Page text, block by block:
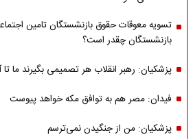
تسویه معوقات حقوق بازنشستگان تامین
بازنشستگان چقدر است؟
پزشکیان: رهبر انقلاب هر تصمیمی بگیرند ما
فیدان: مصر هم به توافق مکه خواهد پیوست
پزشکیان: من از جنگیدن نمی‌ترسم